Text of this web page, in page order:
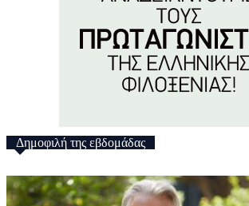
Δημοφιλή της εβδομάδας